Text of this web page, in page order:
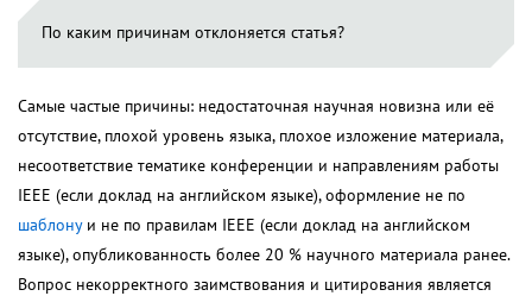
По каким причинам отклоняется статья?
Самые частые причины: недостаточная научная новизна или её
отсутствие, плохой уровень языка, плохое изложение материала,
несоответствие тематике конференции и направлениям работы
IEEE (если доклад на английском языке), оформление не по
шаблонуи не по правилам IEEE (если доклад на английском
языке), опубликованность более 20 % научного материала ранее.
Вопрос некорректного заимствования и цитирования является